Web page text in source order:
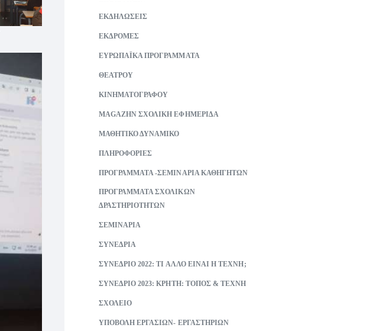
ΕΚΔΗΛΩΣΕΙΣ
ΕΚΔΡΟΜΕΣ
ΕΥΡΩΠΑΪΚΑ ΠΡΟΓΡΑΜΜΑΤΑ
ΘΕΑΤΡΟΥ
ΚΙΝΗΜΑΤΟΓΡΑΦΟΥ
ΜAGAZHN ΣΧΟΛΙΚΗ ΕΦΗΜΕΡΙΔΑ
ΜΑΘΗΤΙΚΟ ΔΥΝΑΜΙΚΟ
ΠΛΗΡΟΦΟΡΙΕΣ
ΠΡΟΓΡΑΜΜΑΤΑ -ΣΕΜΙΝΑΡΙΑ ΚΑΘΗΓΗΤΩΝ
ΠΡΟΓΡΑΜΜΑΤΑ ΣΧΟΛΙΚΩΝ
ΔΡΑΣΤΗΡΙΟΤΗΤΩΝ
ΣΕΜΙΝΑΡΙΑ
ΣΥΝΕΔΡΙΑ
ΣΥΝΕΔΡΙΟ 2022: ΤΙ ΑΛΛΟ ΕΙΝΑΙ Η ΤΕΧΝΗ;
ΣΥΝΕΔΡΙΟ 2023: ΚΡΗΤΗ: ΤΟΠΟΣ & ΤΕΧΝΗ
ΣΧΟΛΕΙΟ
ΥΠΟΒΟΛΗ ΕΡΓΑΣΙΩΝ- ΕΡΓΑΣΤΗΡΙΩΝ